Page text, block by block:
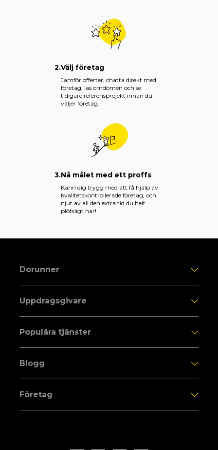
2.Välj företag
Jämför offerter, chatta direkt med
företag, läs omdömen och se
tidigare referensprojekt innan du
väljer företag.
3.Nå målet med ett proffs
Känn dig trygg med att få hjälp av
kvalitetskontrollerade företag, och
njut av all den extra tid du helt
plötsligt har!
Dorunner
Uppdragsgivare
Populära tjänster
Blogg
Företag